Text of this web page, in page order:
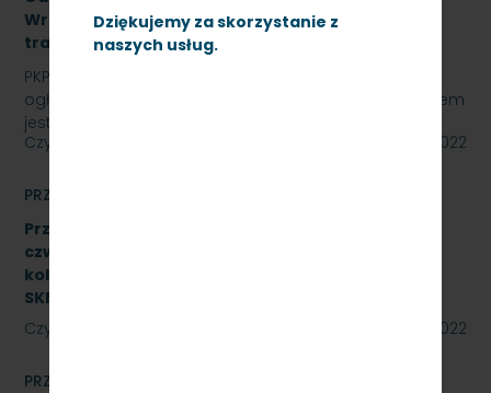
Dziękujemy za skorzystanie z
naszych usług.
Wrzeszcz, Kościerzyna z opcją rozszerzenia o
trakcję spalinową, SKMMU.086.55.22
PKP SZYBKA KOLEJ MIEJSKA W TRÓJMIEŚCIE Sp. z o.o.
ogłasza przetarg nieograniczony, którego przedmiotem
jest świadczenie usług utrzymania czystości w…
Czytaj dalej
23 września 2022
PRZETARGI
Przetarg nieograniczony na wykonanie naprawy
czwartego poziomu utrzymania P4 pojazdów
kolejowych obejmujący dwa zadania.
SKMMU.086.46.22
Czytaj dalej
23 września 2022
PRZETARGI